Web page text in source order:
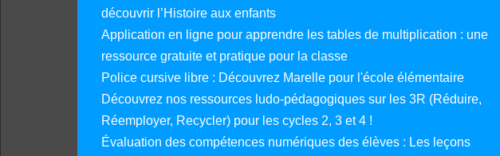
découvrir l’Histoire aux enfants
Application en ligne pour apprendre les tables de multiplication : une
ressource gratuite et pratique pour la classe
Police cursive libre : Découvrez Marelle pour l'école élémentaire
Découvrez nos ressources ludo-pédagogiques sur les 3R (Réduire,
Réemployer, Recycler) pour les cycles 2, 3 et 4 !
Évaluation des compétences numériques des élèves : Les leçons